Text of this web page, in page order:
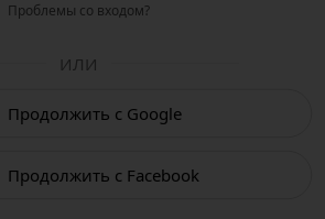
Проблемы со входом?
ИЛИ
Продолжить с Google
Продолжить с Facebook